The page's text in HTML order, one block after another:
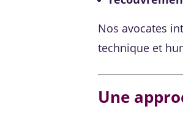
Nos avocates
technique et
Une